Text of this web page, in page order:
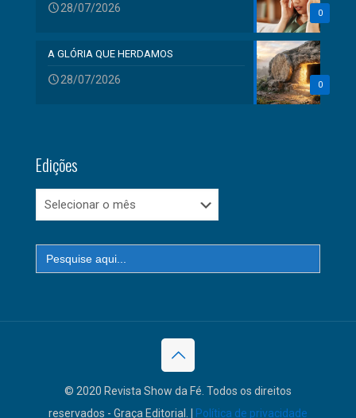
0
28/07/2026
0
A GLÓRIA QUE HERDAMOS
28/07/2026
Edições
Edições
Search
for:
© 2020 Revista Show da Fé. Todos os direitos
reservados - Graça Editorial. |
Política de privacidade